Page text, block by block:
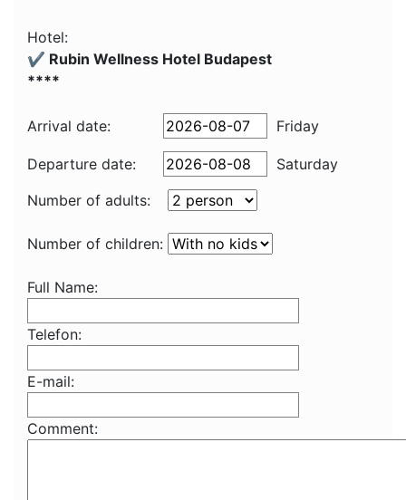
Hotel:
✔️ Rubin Wellness Hotel Budapest
****
Arrival date: Friday
Departure date:
Saturday
Number of adults:
Number of children:
Full Name:
Telefon:
E-mail:
Comment: